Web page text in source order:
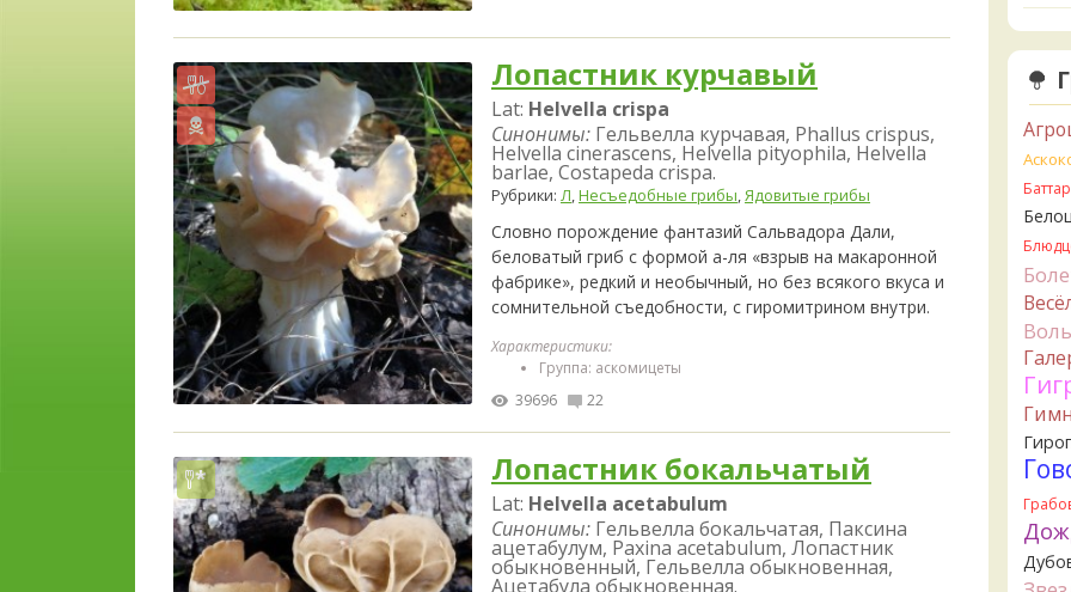
Лопастник курчавый
Lat: Helvella crispa
Синонимы: Гельвелла курчавая, Phallus crispus,
Helvella cinerascens, Helvella pityophila, Helvella
barlae, Costapeda crispa.
Рубрики: Л,Несъедобные грибы,Ядовитые грибы
Словно порождение фантазий Сальвадора Дали,
беловатый гриб с формой а-ля «взрыв на макаронной
фабрике», редкий и необычный, но без всякого вкуса и
сомнительной съедобности, с гиромитрином внутри.
Характеристики:
Группа: аскомицеты
39696
22
Лопастник бокальчатый
Lat: Helvella acetabulum
Синонимы: Гельвелла бокальчатая, Паксина
ацетабулум, Paxina acetabulum, Лопастник
обыкновенный, Гельвелла обыкновенная,
Ацетабула обыкновенная.
1 день
1 день
1 день
1 день
грибы.
1 день
1 день
1 день
1 день